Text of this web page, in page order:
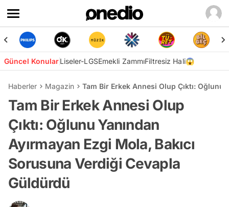
Güncel KonularLiseler-LGSEmekli ZammıFiltresiz Hali😱
Haberler Magazin Tam Bir Erkek Annesi Olup Çıktı: Oğlunu
Tam Bir Erkek Annesi Olup
Çıktı: Oğlunu Yanından
Ayırmayan Ezgi Mola, Bakıcı
Sorusuna Verdiği Cevapla
Güldürdü